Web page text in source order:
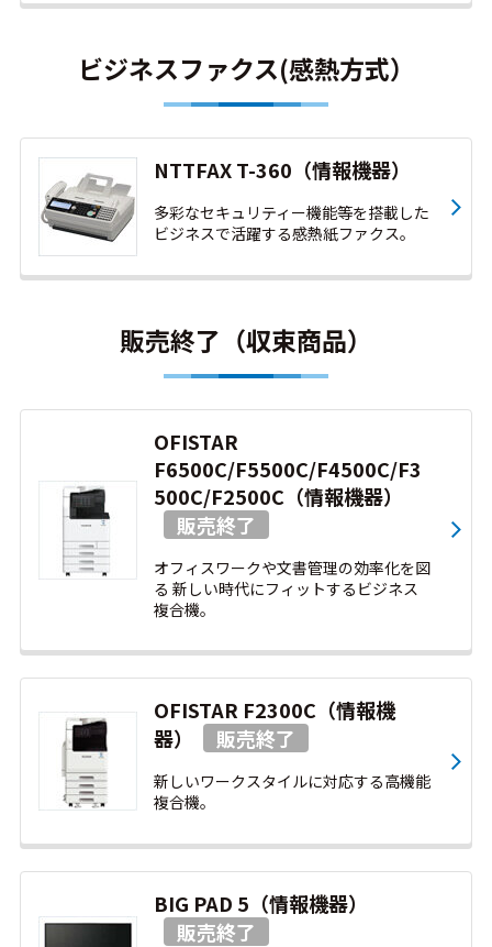
ビジネスファクス(感熱方式）
NTTFAX T-360（情報機器）
多彩なセキュリティー機能等を搭載した
ビジネスで活躍する感熱紙ファクス。
販売終了（収束商品）
OFISTAR
F6500C/F5500C/F4500C/F3
500C/F2500C（情報機器）
オフィスワークや文書管理の効率化を図
る 新しい時代にフィットするビジネス
複合機。
OFISTAR F2300C（情報機
器）
新しいワークスタイルに対応する高機能
複合機。
BIG PAD 5（情報機器）